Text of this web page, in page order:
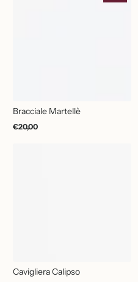
Bracciale Martellè
Prezzo
€20,00
Cavigliera Calipso